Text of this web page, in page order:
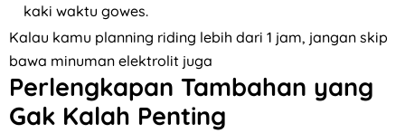
kaki waktu gowes.
Kalau kamu planning riding lebih dari 1 jam, jangan skip
bawa minuman elektrolit juga
Perlengkapan Tambahan yang
Gak Kalah Penting